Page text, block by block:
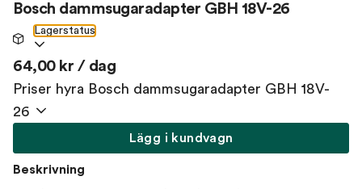
Bosch dammsugaradapter GBH 18V-26
Lagerstatus
64,00 kr / dag
Priser hyra Bosch dammsugaradapter GBH 18V-
26
Lägg i kundvagn
Beskrivning